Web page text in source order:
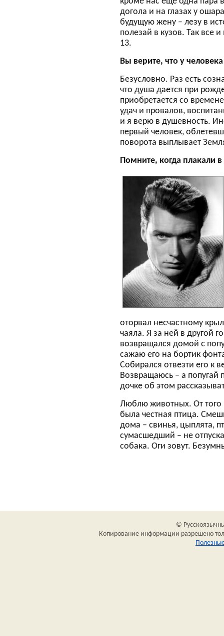
догола и на глазах у
будущую жену – лезу в
полезай в кузов. Так все
13.
Вы верите, что у
Безусловно. Раз есть
что душа дается при
приобретается со
удач и провалов,
и я верю в душевность.
первый человек,
поворота выплывает
Помните, когда плакали
оторвал несчастному
чаяла. Я за ней в другой
возвращался домой с
сажаю его на бортик
Собирался отвезти его к
Возвращаюсь – а попугай
дочке об этом
Люблю животных. От того
была честная птица.
дома – свинья, цыплята,
сумасшедший – не
собака. Оги зовут.
©
Копирование информации разрешено